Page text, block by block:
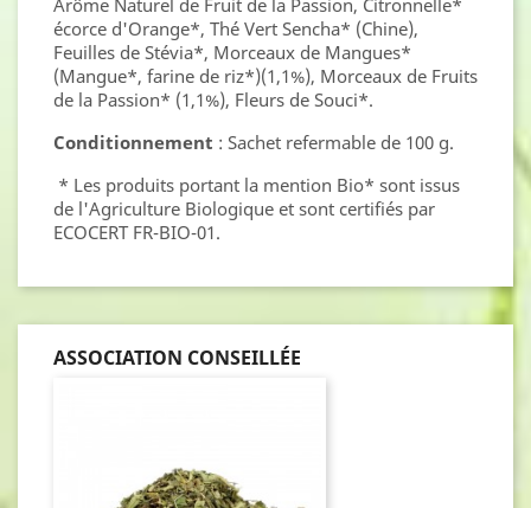
Arôme Naturel de Fruit de la Passion, Citronnelle*
écorce d'Orange*, Thé Vert Sencha* (Chine),
Feuilles de Stévia*, Morceaux de Mangues*
(Mangue*, farine de riz*)(1,1%), Morceaux de Fruits
de la Passion* (1,1%), Fleurs de Souci*.
Conditionnement : Sachet refermable de 100 g.
* Les produits portant la mention Bio* sont issus
de l'Agriculture Biologique et sont certifiés par
ECOCERT FR-BIO-01.
ASSOCIATION CONSEILLÉE